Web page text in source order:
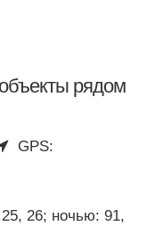
рядом
GPS:
26; ночью: 91,